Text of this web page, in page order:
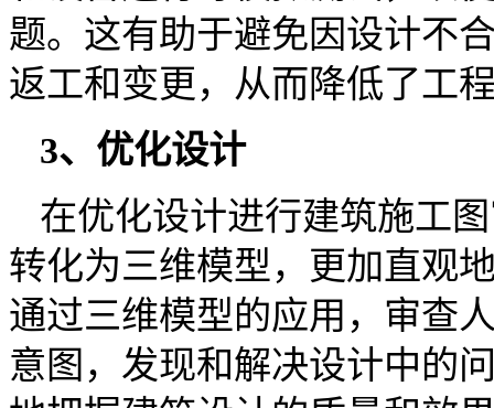
题。这有助于避免因设计不
返工和变更，从而降低了工
3、优化设计
在优化设计进行建筑施工
转化为三维模型，更加直观
通过三维模型的应用，审查
意图，发现和解决设计中的